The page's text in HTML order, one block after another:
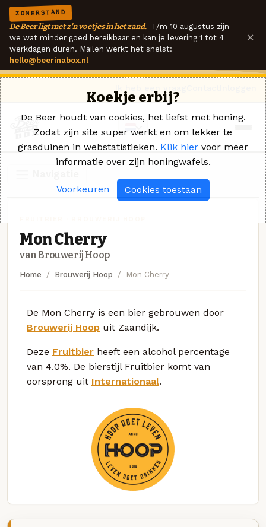
ZOMERSTAND
De Beer ligt met z'n voetjes in het zand. T/m 10 augustus zijn
we wat minder goed bereikbaar en kan je levering 1 tot 4
werkdagen duren. Mailen werkt het snelst:
hello@beerinabox.nl
×
Mon Cherry
van Brouwerij Hoop
Home Brouwerij Hoop Mon Cherry
De Mon Cherry is een bier gebrouwen door
Brouwerij Hoop uit Zaandijk.
Deze Fruitbier heeft een alcohol percentage
van 4.0%. De bierstijl Fruitbier komt van
oorsprong uit Internationaal.
Koekje erbij?
De Beer houdt van cookies, het liefst met honing.
Zodat zijn site super werkt en om lekker te
grasduinen in webstatistieken. Klik hier voor meer
informatie over zijn honingwafels.
Voorkeuren Cookies toestaan